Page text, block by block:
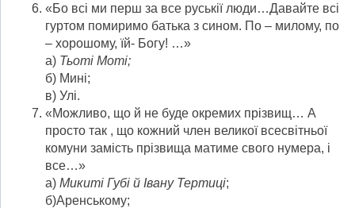
«Бо всі ми перш за все руськії люди…Давайте всі
гуртом помиримо батька з сином. По – милому, по
– хорошому, їй- Богу! …»
а) Тьоті Моті;
б) Мині;
в) Улі.
«Можливо, що й не буде окремих прізвищ… А
просто так , що кожний член великої всесвітньої
комуни замість прізвища матиме свого нумера, і
все…»
а) Микиті Губі й Івану Тертиці;
б)Аренському;